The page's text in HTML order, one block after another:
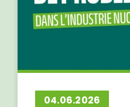
04.06.2026